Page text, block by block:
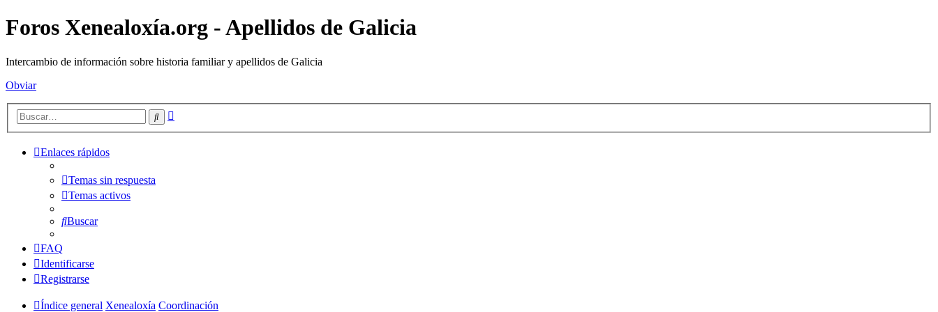
Foros Xenealoxía.org - Apellidos de Galicia
Intercambio de información sobre historia familiar y apellidos de Galicia
Obviar
Buscar
Enlaces rápidos
Temas sin respuesta
Temas activos
Buscar
FAQ
Identificarse
Registrarse
Índice general Xenealoxía Coordinación